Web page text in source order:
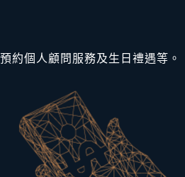
約個人顧問服務及生日禮遇等。